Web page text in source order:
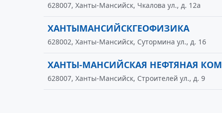
628007, Ханты-Мансийск, Чкалова ул., д. 12а
ХАНТЫМАНСИЙСКГЕОФИЗИКА
628002, Ханты-Мансийск, Сутормина ул., д. 16
ХАНТЫ-МАНСИЙСКАЯ НЕФТЯНАЯ
628007, Ханты-Мансийск, Строителей ул., д. 9